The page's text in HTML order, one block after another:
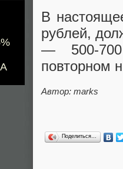
В
рублей,
— 500-
повторном
Автор: marks
Поделиться…